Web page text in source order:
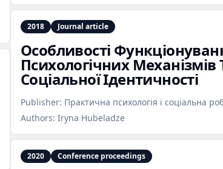
2018 Journal article
Особливості
Психологічних Механізмів
Соціальної Ідентичності
Publisher: Практична психологія і соціальна
Authors: Iryna Hubeladze
2020 Conference proceedings